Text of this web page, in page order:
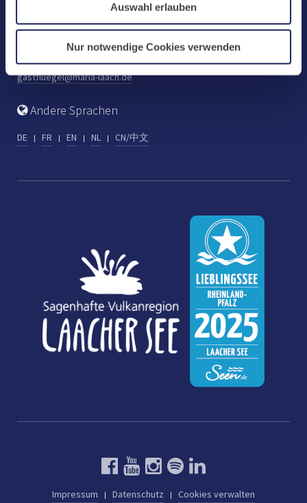
Auswahl erlauben
Nur notwendige Cookies verwenden
Tel: +49 (0) 2652 59-313
Fax: +49 (0) 2652 59-282
gastfluegel@maria-laach.de
Andere Sprachen
DE FR EN NL CN/中文
Impressum Datenschutz Cookies verwalten